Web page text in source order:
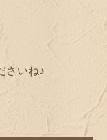
さいね♪